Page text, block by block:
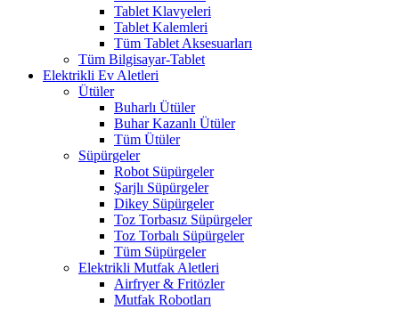
Tablet Klavyeleri
Tablet Kalemleri
Tüm Tablet Aksesuarları
Tüm Bilgisayar-Tablet
Elektrikli Ev Aletleri
Ütüler
Buharlı Ütüler
Buhar Kazanlı Ütüler
Tüm Ütüler
Süpürgeler
Robot Süpürgeler
Şarjlı Süpürgeler
Dikey Süpürgeler
Toz Torbasız Süpürgeler
Toz Torbalı Süpürgeler
Tüm Süpürgeler
Elektrikli Mutfak Aletleri
Airfryer & Fritözler
Mutfak Robotları